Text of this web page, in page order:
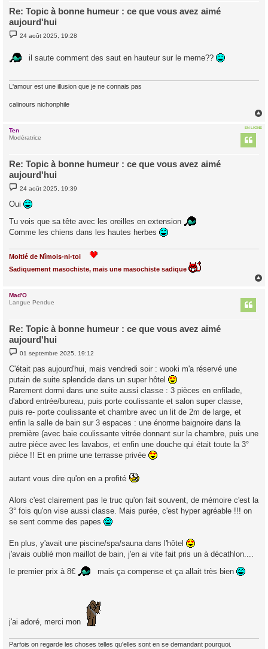
Re: Topic à bonne humeur : ce que vous avez aimé
aujourd'hui
M
e
s
a
24 août 2025, 19:28
il saute comment des saut en hauteur sur le meme??
L'amour est une illusion que je ne connais pas
calinours nichonphile
EN LIGNE
Ten
Modératrice
Re: Topic à bonne humeur : ce que vous avez aimé
aujourd'hui
M
e
s
s
g
24 août 2025, 19:39
Oui
Tu vois que sa tête avec les oreilles en extension
Comme les chiens dans les hautes herbes
Moitié de Nîmois-ni-toi
Sadiquement masochiste, mais une masochiste sadique
Mad'O
Langue Pendue
Re: Topic à bonne humeur : ce que vous avez aimé
aujourd'hui
M
s
s
a
e
01 septembre 2025, 19:12
C'était pas aujourd'hui, mais vendredi soir : wooki m'a réservé une
putain de suite splendide dans un super hôtel
Rarement dormi dans une suite aussi classe : 3 pièces en enfilade,
d'abord entrée/bureau, puis porte coulissante et salon super classe,
puis re- porte coulissante et chambre avec un lit de 2m de large, et
enfin la salle de bain sur 3 espaces : une énorme baignoire dans la
première (avec baie coulissante vitrée donnant sur la chambre, puis une
autre pièce avec les lavabos, et enfin une douche qui était toute la 3°
pièce !! Et en prime une terrasse privée
autant vous dire qu'on en a profité
Alors c'est clairement pas le truc qu'on fait souvent, de mémoire c'est la
3° fois qu'on vise aussi classe. Mais purée, c'est hyper agréable !!! on
se sent comme des papes
En plus, y'avait une piscine/spa/sauna dans l'hôtel
j'avais oublié mon maillot de bain, j'en ai vite fait pris un à décathlon....
le premier prix à 8€
mais ça compense et ça allait très bien
j'ai adoré, merci mon
Parfois on regarde les choses telles qu'elles sont en se demandant pourquoi.